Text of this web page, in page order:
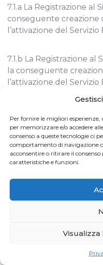
Per fornire le migliori
per memorizzare e/o accedere
consenso a queste tecnologie ci
comportamento di navigazione
acconsentire o ritirare il
caratteristiche e funzioni.
7.1.a La Registrazione al
conseguente creazione
l’attivazione del
7.1.b La Registrazione al
la conseguente
l’attivazione del
“Buyer” che sia già
specifico prevede il
stesso in favore della
denaro da
che varierà a seconda
2 preventivi €
3 preventivi €